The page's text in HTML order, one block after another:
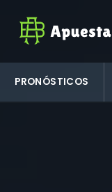
PRONÓSTICOS